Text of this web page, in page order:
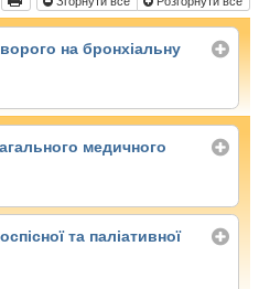
на бронхіальну
медичного
та паліативної